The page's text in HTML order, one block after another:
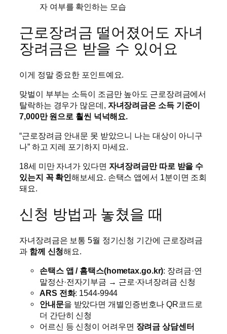
근로장려금 떨어졌어도 자녀
장려금은 받을 수 있어요
이게 정말 중요한 포인트예요.
맞벌이 부부는 소득이 조금만 높아도 근로장려금에서
탈락하는 경우가 많은데, 자녀장려금은 소득 기준이
7,000만 원으로 훨씬 넉넉해요.
“근로장려금 안내문 못 받았으니 나는 대상이 아니구
나” 하고 지레 포기하지 마세요.
18세 미만 자녀가 있다면 자녀장려금만 따로 받을 수
있는지 꼭 확인해보세요. 손택스 앱에서 1분이면 조회
돼요.
신청 방법과 놓쳤을 때
자녀장려금은 보통 5월 정기신청 기간에 근로장려금
과 함께 신청해요.
손택스 앱 / 홈택스(hometax.go.kr): 장려금·연
말정산·전자기부금 → 근로·자녀장려금 신청
ARS 전화: 1544-9944
안내문을 받았다면 개별인증번호나 QR코드로
더 간단히 신청
어르신 등 신청이 어려우면 장려금 상담센터